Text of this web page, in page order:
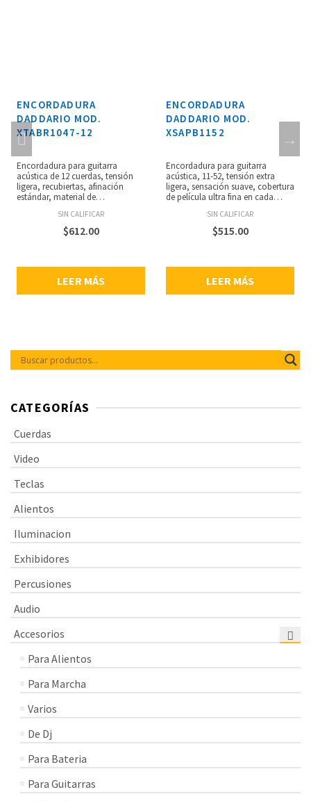
ENCORDADURA
DADDARIO MOD.
XSAPB1152
Encordadura para guitarra
acústica, 11-52, tensión extra
ligera, sensación suave, cobertura
de película ultra fina en cada
polimérico único en los aceros
lisos, alto nivel de protección,
núcleo de acero de alto carbono
resistencia a la rotura y
estabilidad de afinación,
SIN CALIFICAR
$515.00
LEER MÁS
ENCORDADURA
DADDARIO MOD.
NYXL1046*1 PZA
Juego de cuerdas para guitarra
eléctrica, nickel wound, regular
light, 10-46, más flexibles, con
más proyección, permanecen en
acerode alto carbón resistente a
las rupturas, aleación de acero
liso, mejorada respuesta en
corrosión para mantener las
cuerdas siempre frescas.
SIN CALIFICAR
$329.00
LEER MÁS
CATEGORÍAS
Cuerdas
Video
Teclas
Alientos
Iluminacion
Exhibidores
Percusiones
Audio
Accesorios
Para Alientos
Para Marcha
Varios
De Dj
Para Bateria
Para Guitarras